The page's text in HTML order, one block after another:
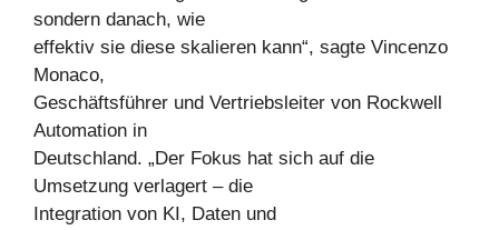
sondern danach, wie
effektiv sie diese skalieren kann“, sagte Vincenzo
Monaco,
Geschäftsführer und Vertriebsleiter von Rockwell
Automation in
Deutschland. „Der Fokus hat sich auf die
Umsetzung verlagert – die
Integration von KI, Daten und